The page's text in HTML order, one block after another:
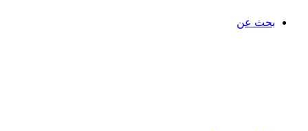
بحث عن